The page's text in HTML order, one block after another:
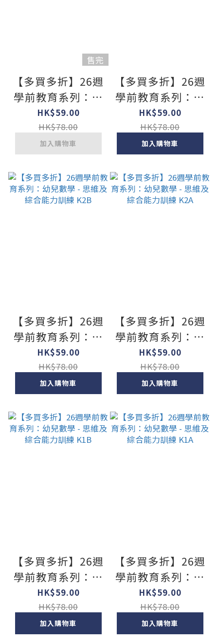
售完
【多買多折】26週
學前教育系列：幼
兒數學 - 思維及綜
合能力訓練 K3B
HK$59.00
HK$78.00
加入購物車
【多買多折】26週
學前教育系列：幼
兒數學 - 思維及綜
合能力訓練 K3A
HK$59.00
HK$78.00
加入購物車
【多買多折】26週
學前教育系列：幼
兒數學 - 思維及綜
合能力訓練 K2B
HK$59.00
HK$78.00
加入購物車
【多買多折】26週
學前教育系列：幼
兒數學 - 思維及綜
合能力訓練 K2A
HK$59.00
HK$78.00
加入購物車
【多買多折】26週
學前教育系列：幼
兒數學 - 思維及綜
合能力訓練 K1B
HK$59.00
HK$78.00
加入購物車
【多買多折】26週
學前教育系列：幼
兒數學 - 思維及綜
合能力訓練 K1A
HK$59.00
HK$78.00
加入購物車